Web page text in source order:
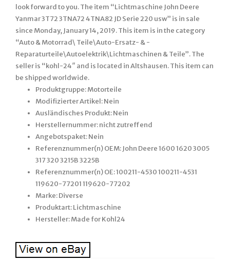
look forward to you. The item “Lichtmaschine John Deere
Yanmar 3T72 3TNA72 4TNA82 JD Serie 220 usw” is in sale
since Monday, January 14, 2019. This item is in the category
“Auto & Motorrad\ Teile\Auto-Ersatz- & -
Reparaturteile\Autoelektrik\Lichtmaschinen & Teile”. The
seller is “kohl-24″ and is located in Altshausen. This item can
be shipped worldwide.
Produktgruppe: Motorteile
Modifizierter Artikel: Nein
Ausländisches Produkt: Nein
Herstellernummer: nicht zutreffend
Angebotspaket: Nein
Referenznummer(n) OEM: John Deere 1600 1620 3005
317 320 3215B 3225B
Referenznummer(n) OE: 100211-4530 100211-4531
119620-77201 119620-77202
Marke: Diverse
Produktart: Lichtmaschine
Hersteller: Made for Kohl24